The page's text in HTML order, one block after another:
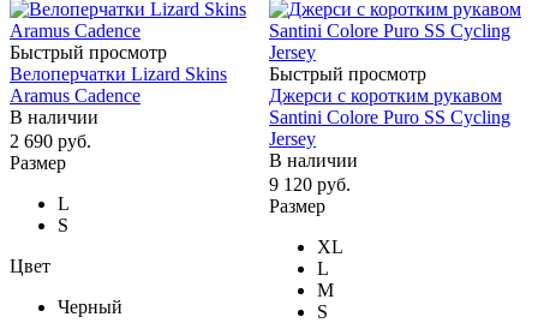
Быстрый просмотр
Велоперчатки Lizard Skins
Aramus Cadence
В наличии
2 690 руб.
Размер
L
S
Цвет
Черный
Быстрый просмотр
Джерси с коротким рукавом
Santini Colore Puro SS Cycling
Jersey
В наличии
9 120 руб.
Размер
XL
L
M
S